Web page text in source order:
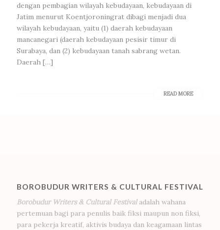
dengan pembagian wilayah kebudayaan, kebudayaan di
Jatim menurut Koentjoroningrat dibagi menjadi dua
wilayah kebudayaan, yaitu (1) daerah kebudayaan
mancanegari (daerah kebudayaan pesisir timur di
Surabaya, dan (2) kebudayaan tanah sabrang wetan.
Daerah […]
READ MORE
BOROBUDUR WRITERS & CULTURAL FESTIVAL
Borobudur Writers & Cultural Festivaladalah wahana
pertemuan bagi para penulis baik fiksi maupun non fiksi,
para pekerja kreatif, aktivis budaya dan keagamaan lintas